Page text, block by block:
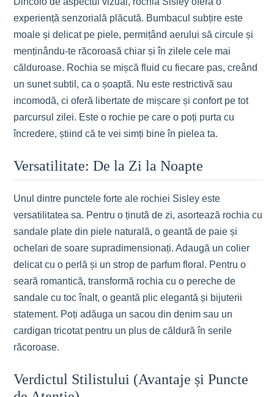
experiență senzorială plăcută. Bumbacul subțire este
moale și delicat pe piele, permițând aerului să circule și
menținându-te răcoroasă chiar și în zilele cele mai
călduroase. Rochia se mișcă fluid cu fiecare pas, creând
un sunet subtil, ca o șoaptă. Nu este restrictivă sau
incomodă, ci oferă libertate de mișcare și confort pe tot
parcursul zilei. Este o rochie pe care o poți purta cu
încredere, știind că te vei simți bine în pielea ta.
Versatilitate: De la Zi la Noapte
Unul dintre punctele forte ale rochiei Sisley este
versatilitatea sa. Pentru o ținută de zi, asortează rochia cu
sandale plate din piele naturală, o geantă de paie și
ochelari de soare supradimensionați. Adaugă un colier
delicat cu o perlă și un strop de parfum floral. Pentru o
seară romantică, transformă rochia cu o pereche de
sandale cu toc înalt, o geantă plic elegantă și bijuterii
statement. Poți adăuga un sacou din denim sau un
cardigan tricotat pentru un plus de căldură în serile
răcoroase.
Verdictul Stilistului (Avantaje și Puncte